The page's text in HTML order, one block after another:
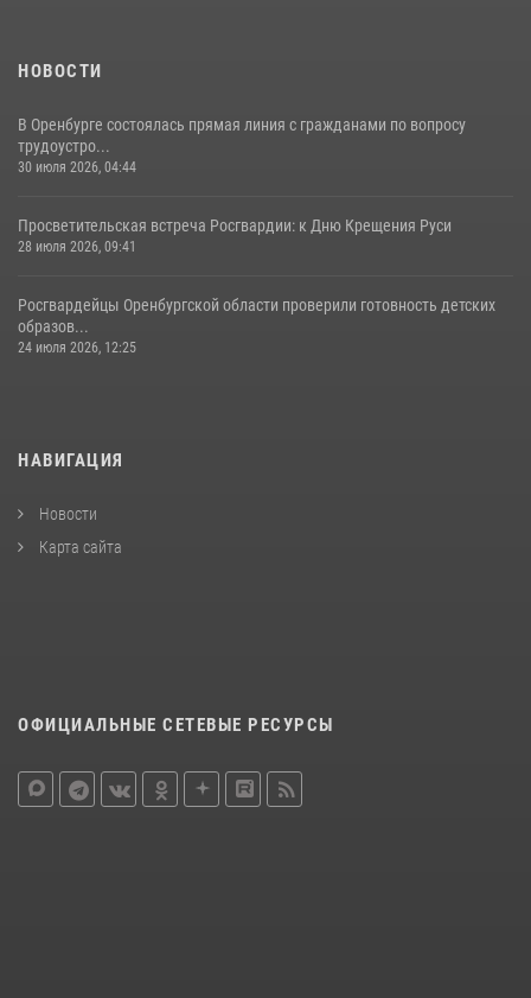
НОВОСТИ
В Оренбурге состоялась прямая линия с гражданами по вопросу
трудоустро...
30 июля 2026, 04:44
Просветительская встреча Росгвардии: к Дню Крещения Руси
28 июля 2026, 09:41
Росгвардейцы Оренбургской области проверили готовность детских
образов...
24 июля 2026, 12:25
НАВИГАЦИЯ
Новости
Карта сайта
ОФИЦИАЛЬНЫЕ СЕТЕВЫЕ РЕСУРСЫ